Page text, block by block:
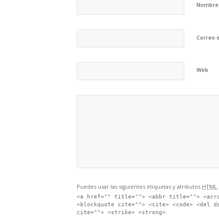
Nombre
Correo
Web
Puedes usar las siguientes etiquetas y atributos HTML :
<a href="" title=""> <abbr title="">
<blockquote cite=""> <cite> <code> <del
cite=""> <strike> <strong>